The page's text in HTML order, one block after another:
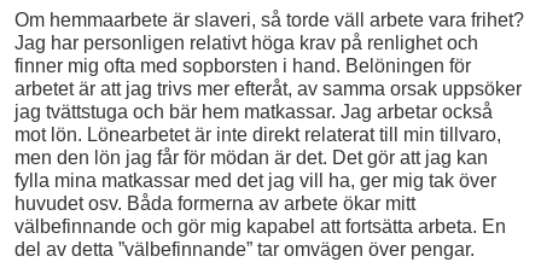
Om hemmaarbete är slaveri, så torde väll arbete vara frihet?
Jag har personligen relativt höga krav på renlighet och
finner mig ofta med sopborsten i hand. Belöningen för
arbetet är att jag trivs mer efteråt, av samma orsak uppsöker
jag tvättstuga och bär hem matkassar. Jag arbetar också
mot lön. Lönearbetet är inte direkt relaterat till min tillvaro,
men den lön jag får för mödan är det. Det gör att jag kan
fylla mina matkassar med det jag vill ha, ger mig tak över
huvudet osv. Båda formerna av arbete ökar mitt
välbefinnande och gör mig kapabel att fortsätta arbeta. En
del av detta ”välbefinnande” tar omvägen över pengar.